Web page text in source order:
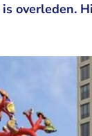
overleden.